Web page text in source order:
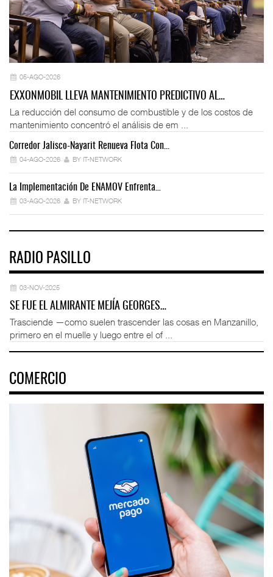
05-AGO-2026
EXXONMOBIL LLEVA MANTENIMIENTO PREDICTIVO AL…
La reducción del consumo de combustible y de los costos de
mantenimiento concentró el análisis de em ...
Corredor Jalisco-Nayarit Renueva Flota Con…
04-AGO-2026 BY IT-NETWORK
La Implementación De ENAMOV Enfrenta…
03-AGO-2026 BY IT-NETWORK
RADIO PASILLO
03-NOV-2025
SE FUE EL ALMIRANTE MEJÍA GEORGES…
Trasciende —como suelen trascender las cosas en Manzanillo,
primero en el muelle y luego entre el of ...
COMERCIO